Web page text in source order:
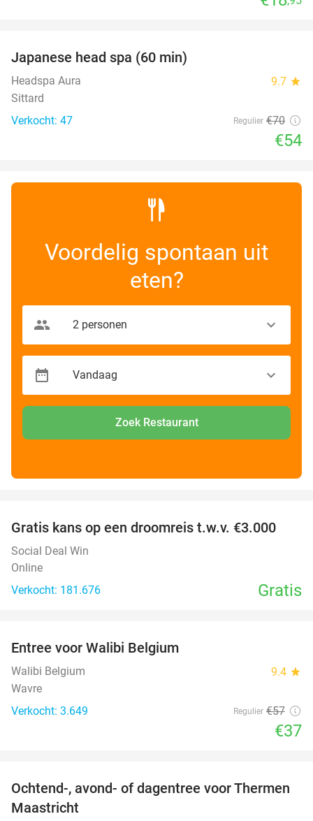
Japanese head spa (60 min)
Headspa Aura 9.7 star
Sittard
Verkocht: 47
Regulier €70
€54
Voordelig spontaan uit
eten?
Zoek Restaurant
Gratis kans op een droomreis t.w.v. €3.000
Social Deal Win
Online
Verkocht: 181.676
Gratis
Entree voor Walibi Belgium
Walibi Belgium 9.4 star
Wavre
Verkocht: 3.649
Regulier €57
€37
25%
Ochtend-, avond- of dagentree voor Thermen
Maastricht